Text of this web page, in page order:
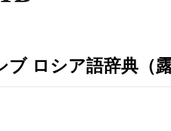
ロシア語辞典（露